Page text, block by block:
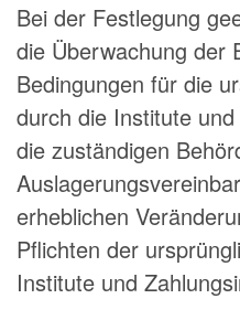
Bei der Festlegung
die Überwachung der
Bedingungen für die
durch die Institute
die zuständigen
erheblichen
Pflichten der
Institute und